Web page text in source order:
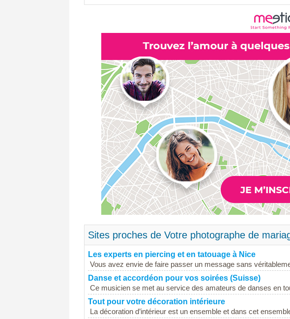
Sites proches de Votre photographe de
Les experts en piercing et en tatouage à Nice
Vous avez envie de faire passer un message sans
Danse et accordéon pour vos soirées (Suisse)
Ce musicien se met au service des amateurs de danses en
Tout pour votre décoration intérieure
La décoration d’intérieur est un ensemble et dans cet